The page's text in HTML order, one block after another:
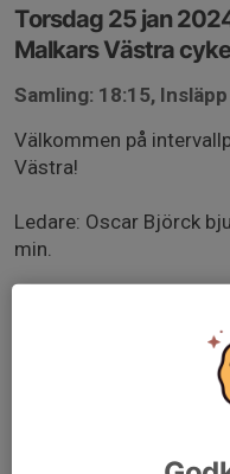
Torsdag 25 jan
Malkars Västra
Samling: 18:15,
Välkommen på
Västra!
Ledare: Oscar Björck
min.
App: Intelligent cycling
Behövs i egen telefon
Kom gärna i god tid för